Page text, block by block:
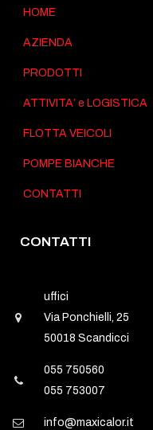
HOME
AZIENDA
PRODOTTI
ATTIVITA’ e LOGISTICA
FLOTTA VEICOLI
POMPE BIANCHE
CONTATTI
CONTATTI
uffici
Via Ponchielli, 25
50018 Scandicci
055 750560
055 753007
info@maxicalor.it